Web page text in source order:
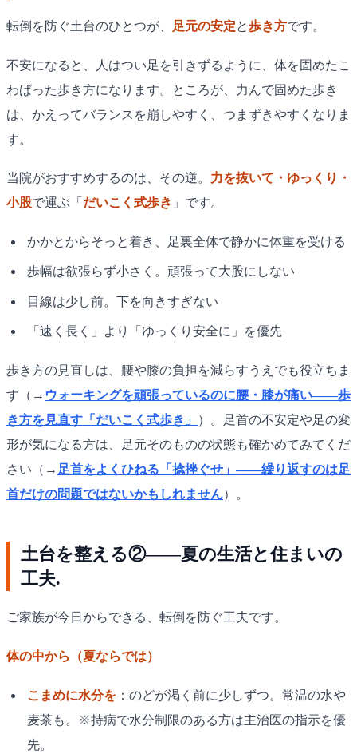
転倒を防ぐ土台のひとつが、 足元の安定と歩き方です。
不安になると、人はつい足を引きずるように、体を固めたこ
わばった歩き方になります。ところが、力んで固めた歩き
は、かえってバランスを崩しやすく、つまずきやすくなりま
す。
当院がおすすめするのは、その逆。 力を抜いて・ゆっくり・
小股で運ぶ「 だいこく式歩き 」です。
かかとからそっと着き、足裏全体で静かに体重を受ける
歩幅は欲張らず小さく。頑張って大股にしない
目線は少し前。下を向きすぎない
「速く長く」より「ゆっくり安全に」を優先
歩き方の見直しは、腰や膝の負担を減らすうえでも役立ちま
す（→ ウォーキングを頑張っているのに腰・膝が痛い——歩
き方を見直す「だいこく式歩き」 ）。足首の不安定や足の変
形が気になる方は、足元そのものの状態も確かめてみてくだ
さい（→ 足首をよくひねる「捻挫ぐせ」——繰り返すのは足
首だけの問題ではないかもしれません）。
土台を整える②——夏の生活と住まいの
工夫.
ご家族が今日からできる、転倒を防ぐ工夫です。
体の中から（夏ならでは）
こまめに水分を：のどが渇く前に少しずつ。常温の水や
麦茶も。※持病で水分制限のある方は主治医の指示を優
先。